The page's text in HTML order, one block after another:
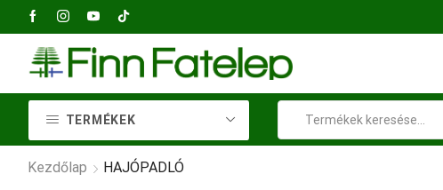
TERMÉKEK
Kezdőlap HAJÓPADLÓ